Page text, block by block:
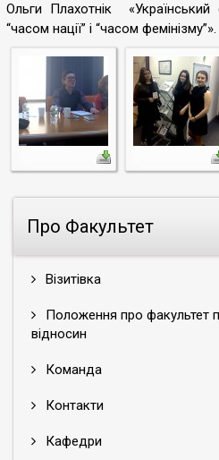
Про Факультет
Візитівка
Положення про факультет
відносин
Команда
Контакти
Кафедри
Ольги Плахотнік «Український
“часом нації” і “часом фемінізму”».